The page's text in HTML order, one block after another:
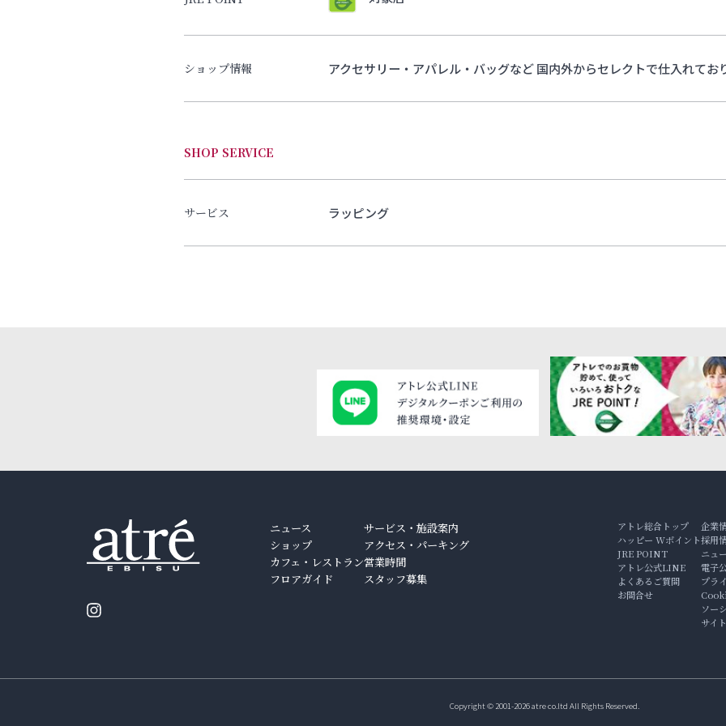
ショップ情報 アクセサリー・アパレル・バッグなど 国内外からセレクトで仕入れてお
SHOP SERVICE
サービス ラッピング
ニュース
ショップ
カフェ・レストラン
フロアガイド
サービス・施設案内
アクセス・パーキング
営業時間
スタッフ募集
アトレ総合トップ
ハッピー Wポイント
JRE POINT
アトレ公式LINE
よくあるご質問
お問合せ
企業
採用
ニュ
電子
プラ
ソー
サイ
Copyright © 2001-2026 atre co.ltd All Rights Reserved.